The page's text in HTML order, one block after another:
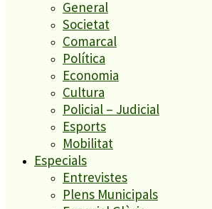
General
Societat
Comarcal
Política
Economia
Cultura
Policial – Judicial
Esports
Mobilitat
Especials
Entrevistes
Plens Municipals
gratuïta per les famílies assistents.
El concert, que s’acompanya de
orquestra i una cantant, ha
migdia i s’ha allargat una hora
A partir d’ara no et
els titulars al teu